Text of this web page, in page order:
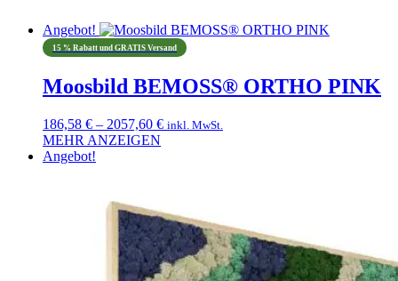
Angebot!
15 % Rabatt und GRATIS Versand
Moosbild BEMOSS® ORTHO PINK
186,58 € – 2057,60 €Preisspanne:
inkl. MwSt.
MEHR ANZEIGEN
Dieses
Angebot!